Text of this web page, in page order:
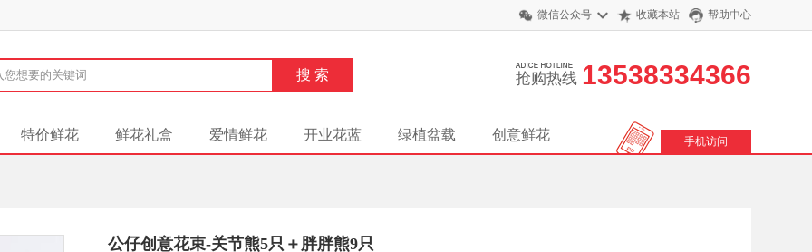
微信公众号 收藏本站 帮助中心
抢购热线 13538334366
特价鲜花 鲜花礼盒 爱情鲜花 开业花蓝 绿植盆载 创意鲜花 手机访问
公仔创意花束-关节熊5只＋胖胖熊9只